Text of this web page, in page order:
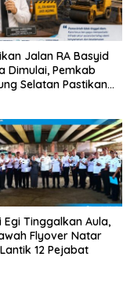
Jalan RA Basyid
Dimulai, Pemkab
Selatan Pastikan
Egi Tinggalkan Aula,
Flyover Natar
12 Pejabat